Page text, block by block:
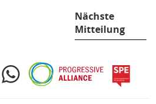
Nächste
Mitteilung
WhatsAppProgressive
Alliance